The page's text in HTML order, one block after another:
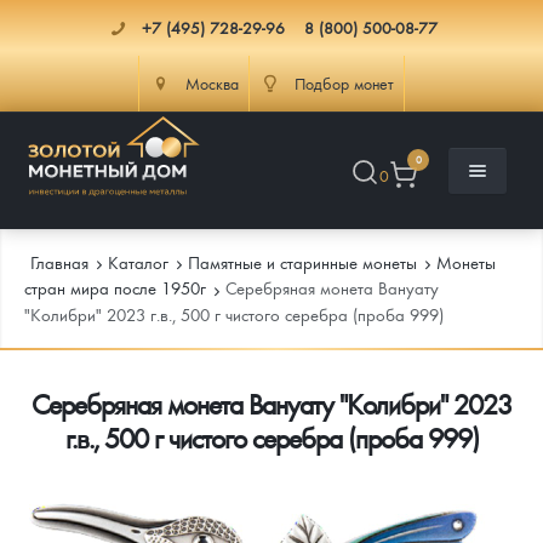
+7 (495) 728-29-96 8 (800) 500-08-77
Москва Подбор монет
0
0
Каталог
Каталог Монет
Инвестиционные монеты
Монеты Россия и СССР
Памятные и старинные монеты
Инфо
Как сделать заказ
Подлинность монет
Услуги
Главная Каталог Памятные и старинные монеты
Монеты
стран мира после 1950г
Серебряная монета Вануату
"Колибри" 2023 г.в., 500 г чистого серебра (проба 999)
Серебряная монета Вануату "Колибри" 2023
г.в., 500 г чистого серебра (проба 999)